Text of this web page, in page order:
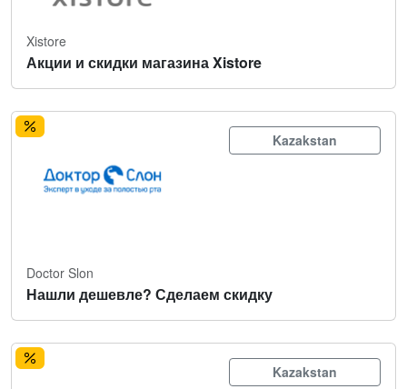
Xistore
Акции и скидки магазина Xistore
Kazakstan
Doctor Slon
Нашли дешевле? Сделаем скидку
Kazakstan